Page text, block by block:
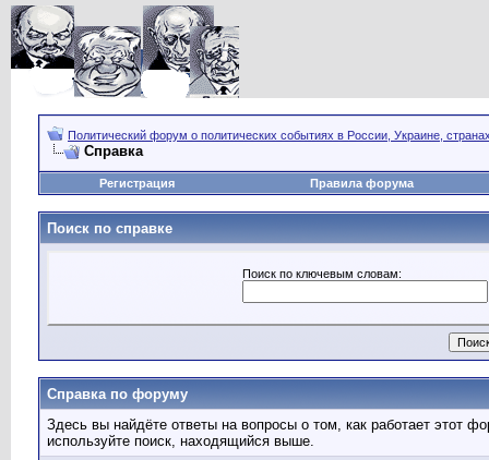
Политический форум о политических событиях в России, Украине,
Справка
Регистрация Правила форума
Поиск по справке
Поиск по ключевым словам:
Справка по форуму
Здесь вы найдёте ответы на вопросы о том, как работает этот
используйте поиск, находящийся выше.